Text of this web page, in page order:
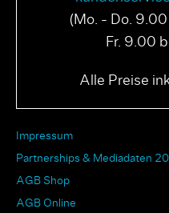
(Mo. - Do.
Fr. 9.00
Alle Preise
Impressum
Partnerships & Mediadaten
AGB Shop
AGB Online